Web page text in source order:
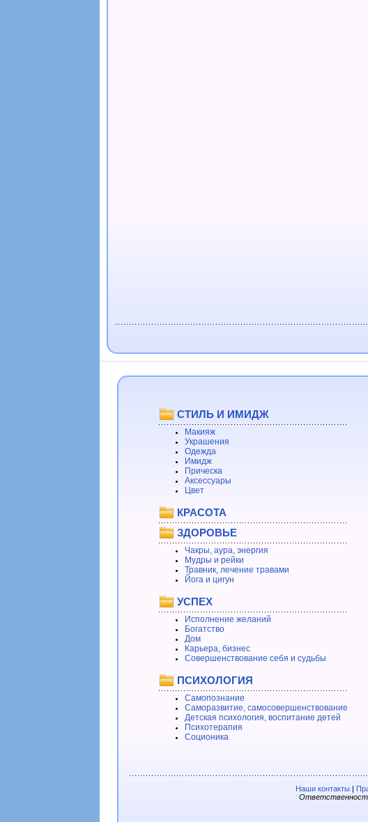
СТИЛЬ И ИМИДЖ
Макияж
Украшения
Одежда
Имидж
Прическа
Аксессуары
Цвет
КРАСОТА
ЗДОРОВЬЕ
Чакры, аура, энергия
Мудры и рейки
Травник, лечение травами
Йога и цигун
УСПЕХ
Исполнение желаний
Богатство
Дом
Карьера, бизнес
Совершенствование себя и судьбы
ПСИХОЛОГИЯ
Самопознание
Саморазвитие, самосовершенствование
Детская психология, воспитание детей
Психотерапия
Соционика
Наши контакты|